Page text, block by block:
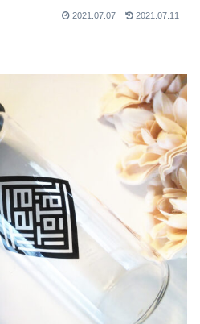
2021.07.07 2021.07.11